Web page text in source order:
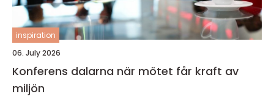
inspiration
06. July 2026
Konferens dalarna när mötet får kraft av
miljön